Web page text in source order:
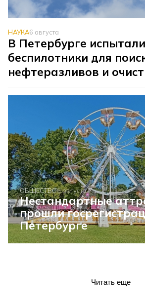
НАУКА6 августа
В Петербурге испытали
беспилотники для
нефтеразливов и
ОБЩЕСТВО6 августа
Нестандартные
прошли
Петербурге
Читать еще